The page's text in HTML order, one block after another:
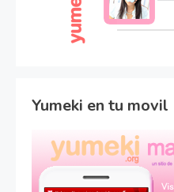
Yumeki en tu movil